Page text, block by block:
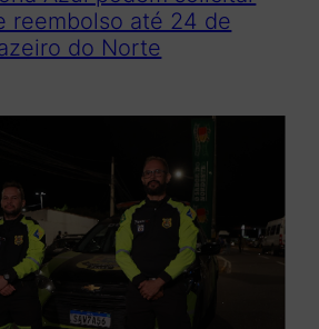
reembolso até 24 de
do Norte